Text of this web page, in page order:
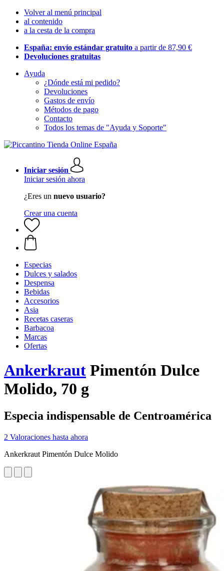
Volver al menú principal
al contenido
a la cesta de la compra
España: envío estándar gratuito a partir de 87,90 €
Devoluciones gratuitas
Ayuda
¿Dónde está mi pedido?
Devoluciones
Gastos de envío
Métodos de pago
Contacto
Todos los temas de "Ayuda y Soporte"
Iniciar sesión
Iniciar sesión ahora
¿Eres un nuevo usuario?
Crear una cuenta
Especias
Dulces y salados
Despensa
Bebidas
Accesorios
Asia
Recetas caseras
Barbacoa
Marcas
Ofertas
Ankerkraut Pimentón Dulce
Molido, 70 g
Especia indispensable de Centroamérica
2 Valoraciones hasta ahora
Ankerkraut Pimentón Dulce Molido